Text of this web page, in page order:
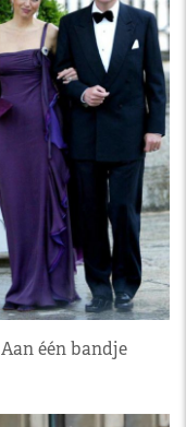
Aan één bandje